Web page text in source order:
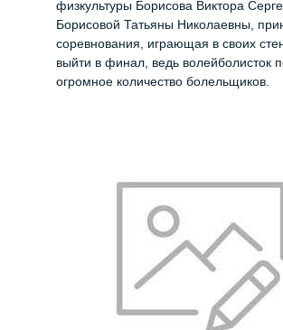
физкультуры Борисова Виктора
Борисовой Татьяны Николаевны,
соревнования, играющая в своих
выйти в финал, ведь волейболисток
огромное количество болельщиков.